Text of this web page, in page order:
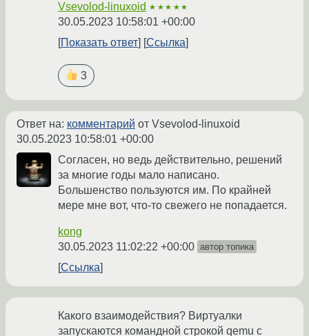
Vsevolod-linuxoid ★★★★★
30.05.2023 10:58:01 +00:00
Показать ответ
Ссылка
3
Ответ на: комментарий от Vsevolod-linuxoid
30.05.2023 10:58:01 +00:00
Согласен, но ведь действительно, решений
за многие годы мало написано.
Большенство пользуются им. По крайней
мере мне вот, что-то свежего не попадается.
kong
30.05.2023 11:02:22 +00:00 автор топика
Ссылка
Какого взаимодействия? Виртуалки
запускаются командной строкой qemu с